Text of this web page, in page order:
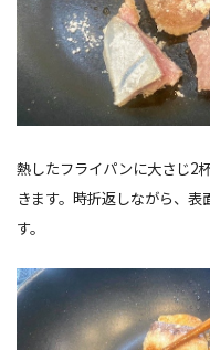
熱したフライパンに大さじ2
きます。時折返しながら、
す。